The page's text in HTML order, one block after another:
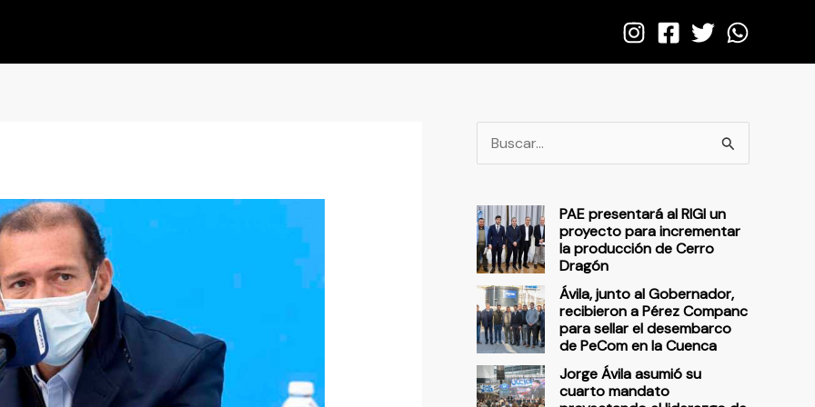
u
c
a
p
o
r
:
PAE presentará al RIGI un
proyecto para incrementar
la producción de Cerro
Dragón
Ávila, junto al Gobernador,
recibieron a Pérez Companc
para sellar el desembarco
de PeCom en la Cuenca
Jorge Ávila asumió su
cuarto mandato